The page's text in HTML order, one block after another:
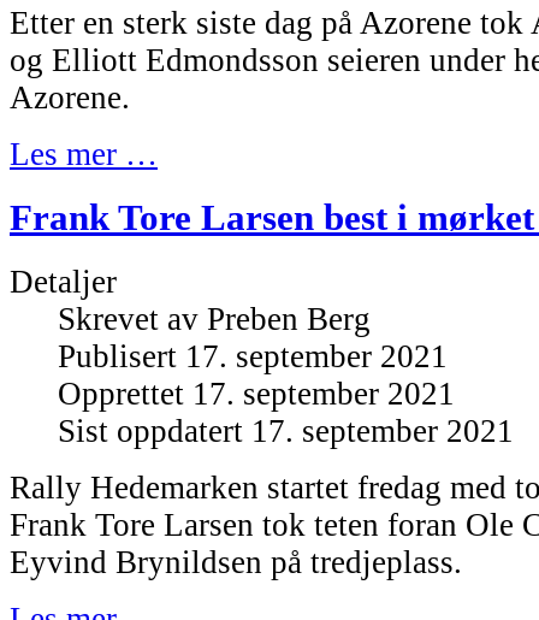
Etter en sterk siste dag på Azorene
og Elliott Edmondsson seieren under
Azorene.
Les mer …
Frank Tore Larsen best i
Detaljer
Skrevet av Preben Berg
Publisert 17. september 2021
Opprettet 17. september 2021
Sist oppdatert 17. september 2021
Rally Hedemarken startet fredag med
Frank Tore Larsen tok teten foran Ole
Eyvind Brynildsen på tredjeplass.